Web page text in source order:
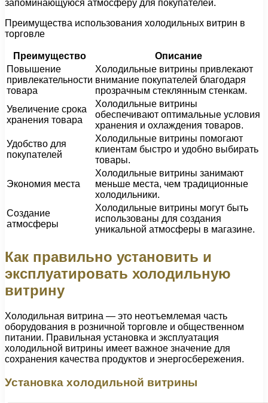
запоминающуюся атмосферу для покупателей.
Преимущества использования холодильных витрин в
торговле
Преимущество
Описание
Повышение
привлекательности
товара
Холодильные витрины привлекают
внимание покупателей благодаря
прозрачным стеклянным стенкам.
Увеличение срока
хранения товара
Холодильные витрины
обеспечивают оптимальные условия
хранения и охлаждения товаров.
Удобство для
покупателей
Холодильные витрины помогают
клиентам быстро и удобно выбирать
товары.
Экономия места
Холодильные витрины занимают
меньше места, чем традиционные
холодильники.
Создание
атмосферы
Холодильные витрины могут быть
использованы для создания
уникальной атмосферы в магазине.
Как правильно установить и
эксплуатировать холодильную
витрину
Холодильная витрина — это неотъемлемая часть
оборудования в розничной торговле и общественном
питании. Правильная установка и эксплуатация
холодильной витрины имеет важное значение для
сохранения качества продуктов и энергосбережения.
Установка холодильной витрины